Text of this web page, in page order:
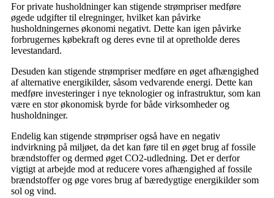
For private husholdninger kan stigende strømpriser medføre
øgede udgifter til elregninger, hvilket kan påvirke
husholdningernes økonomi negativt. Dette kan igen påvirke
forbrugernes købekraft og deres evne til at opretholde deres
levestandard.
Desuden kan stigende strømpriser medføre en øget afhængighed
af alternative energikilder, såsom vedvarende energi. Dette kan
medføre investeringer i nye teknologier og infrastruktur, som kan
være en stor økonomisk byrde for både virksomheder og
husholdninger.
Endelig kan stigende strømpriser også have en negativ
indvirkning på miljøet, da det kan føre til en øget brug af fossile
brændstoffer og dermed øget CO2-udledning. Det er derfor
vigtigt at arbejde mod at reducere vores afhængighed af fossile
brændstoffer og øge vores brug af bæredygtige energikilder som
sol og vind.